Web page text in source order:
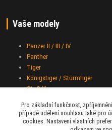
Vaše modely
Panzer II / III / IV
Panther
Tiger
Königstiger / Stürmtiger
StuG III
T-34
KV-1 / KV-2 / KV-7
Pro základní funkčnost,
případě udělení souhlasu také pro
cookies. Nastavení vlastních